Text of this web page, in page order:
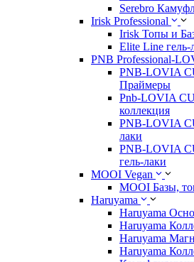
Serebro
Irisk Professional
Irisk Топы и
Elite Line гель-
PNB Professional-
PNB-LOVIA
Праймеры
Pnb-LOVIA
коллекция
PNB-LOVIA
лаки
PNB-LOVIA
гель-лаки
MOOI Vegan
MOOI Базы,
Haruyama
Haruyama
Haruyama
Haruyama
Haruyama